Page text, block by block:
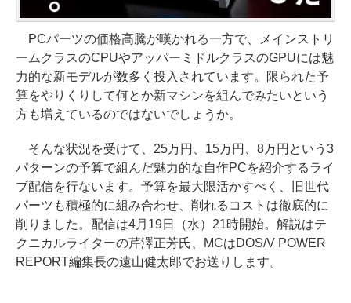
PCパーツの価格高騰が嘆かれる一方で、メインストリ
ームクラスのCPUやアッパーミドルクラスのGPUには魅
力的な新モデルが数多く投入されています。限られた予
算をやりくりして何とか新マシンを組んでみたいという
方も増えているのではないでしょうか。
そんな状況を受けて、25万円、15万円、8万円という3
パターンの予算で組んだ魅力的な自作PCを紹介するライ
ブ配信を行ないます。予算を最大限活かすべく、旧世代
パーツも積極的に組み合わせ、削れるコストは徹底的に
削りました。配信は4月19日（水）21時開始。解説はテ
クニカルライターの芹澤正芳氏、MCはDOS/V POWER
REPORT編集長の遠山健太郎でお送りします。